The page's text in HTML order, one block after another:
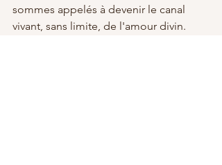
sommes appelés à devenir le canal
vivant, sans limite, de l'amour divin.